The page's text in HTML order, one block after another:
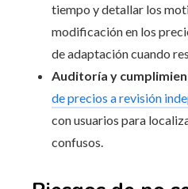
tiempo y detallar los
modificación en los
de adaptación cuando
Auditoría y
de precios a revisión
con usuarios para
confusos.